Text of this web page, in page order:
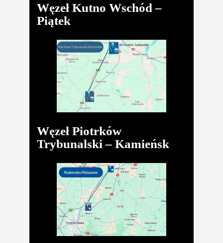
Węzeł Kutno Wschód –
Piątek
Węzeł Piotrków
Trybunalski – Kamieńsk